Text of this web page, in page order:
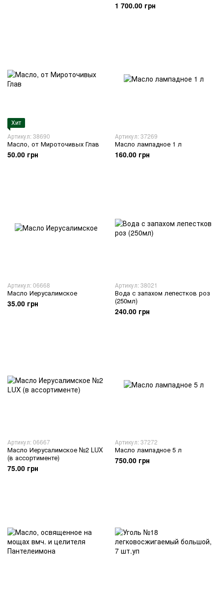
1 700.00 грн
Хит
Артикул: 38690
Масло, от Мироточивых Глав
50.00 грн
Артикул: 37269
Масло лампадное 1 л
160.00 грн
Артикул: 06668
Масло Иерусалимское
35.00 грн
Артикул: 38021
Вода с запахом лепестков роз
(250мл)
240.00 грн
Артикул: 06667
Масло Иерусалимское №2 LUX
(в ассортименте)
75.00 грн
Артикул: 37272
Масло лампадное 5 л
750.00 грн